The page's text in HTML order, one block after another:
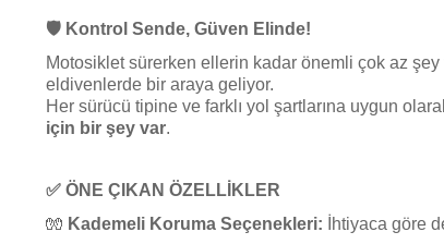
🛡️ Kontrol Sende, Güven Elinde!
Motosiklet sürerken ellerin kadar önemli çok az
eldivenlerde bir araya geliyor.
Her sürücü tipine ve farklı yol şartlarına uygun
için bir şey var.
✅ ÖNE ÇIKAN ÖZELLİKLER
🧤 Kademeli Koruma Seçenekleri: İhtiyaca göre